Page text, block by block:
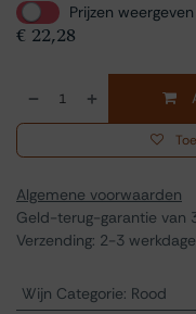
Prijzen
€ 22,28
Algemene voorwaarden
Geld-terug-garantie van
Verzending: 2-3
Wijn Categorie: Rood